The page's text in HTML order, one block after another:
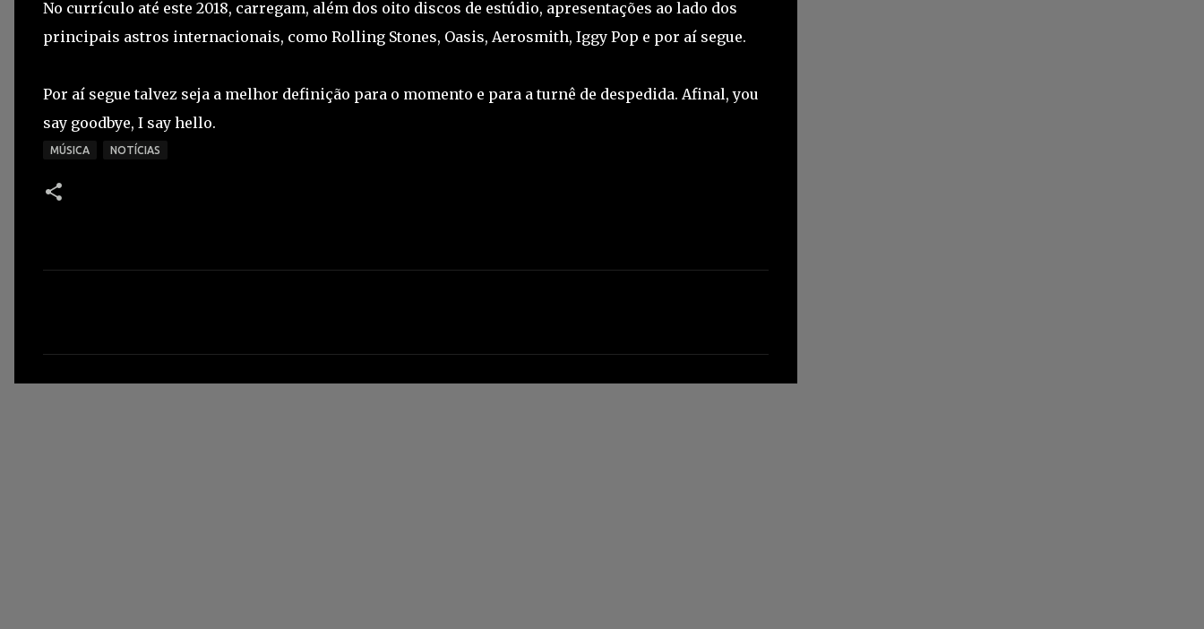
No currículo até este 2018, carregam, além dos oito discos de estúdio, apresentações ao lado dos
principais astros internacionais, como Rolling Stones, Oasis, Aerosmith, Iggy Pop e por aí segue.
Por aí segue talvez seja a melhor definição para o momento e para a turnê de despedida. Afinal, you
say goodbye, I say hello.
MÚSICA NOTÍCIAS